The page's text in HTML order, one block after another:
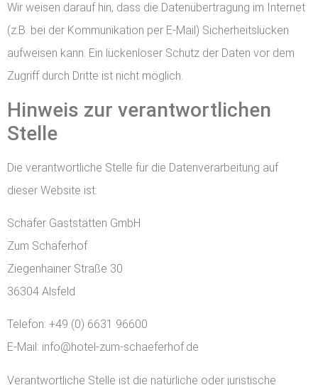
Wir weisen darauf hin, dass die Datenübertragung im Internet
(z.B. bei der Kommunikation per E-Mail) Sicherheitslücken
aufweisen kann. Ein lückenloser Schutz der Daten vor dem
Zugriff durch Dritte ist nicht möglich.
Hinweis zur verantwortlichen
Stelle
Die verantwortliche Stelle für die Datenverarbeitung auf
dieser Website ist:
Schäfer Gaststätten GmbH
Zum Schäferhof
Ziegenhainer Straße 30
36304 Alsfeld
Telefon: +49 (0) 6631 96600
E-Mail: info@hotel-zum-schaeferhof.de
Verantwortliche Stelle ist die natürliche oder juristische